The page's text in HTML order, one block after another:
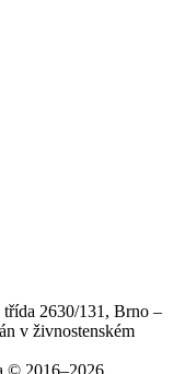
2630/131, Brno –
v živnostenském
© 2016–2026